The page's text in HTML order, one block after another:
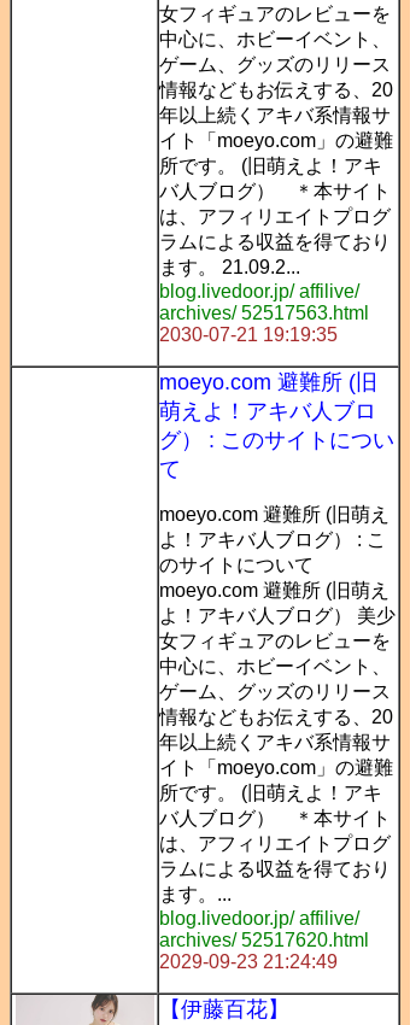
女フィギュアのレビューを
中心に、ホビーイベント、
ゲーム、グッズのリリース
情報などもお伝えする、20
年以上続くアキバ系情報サ
イト「moeyo.com」の避難
所です。 (旧萌えよ！アキ
バ人ブログ） ＊本サイト
は、アフィリエイトプログ
ラムによる収益を得ており
ます。 21.09.2...
blog.livedoor.jp/ affilive/
archives/ 52517563.html
2030-07-21 19:19:35
moeyo.com 避難所 (旧
萌えよ！アキバ人ブロ
グ） : このサイトについ
て
moeyo.com 避難所 (旧萌え
よ！アキバ人ブログ） : こ
のサイトについて
moeyo.com 避難所 (旧萌え
よ！アキバ人ブログ） 美少
女フィギュアのレビューを
中心に、ホビーイベント、
ゲーム、グッズのリリース
情報などもお伝えする、20
年以上続くアキバ系情報サ
イト「moeyo.com」の避難
所です。 (旧萌えよ！アキ
バ人ブログ） ＊本サイト
は、アフィリエイトプログ
ラムによる収益を得ており
ます。...
blog.livedoor.jp/ affilive/
archives/ 52517620.html
2029-09-23 21:24:49
【伊藤百花】